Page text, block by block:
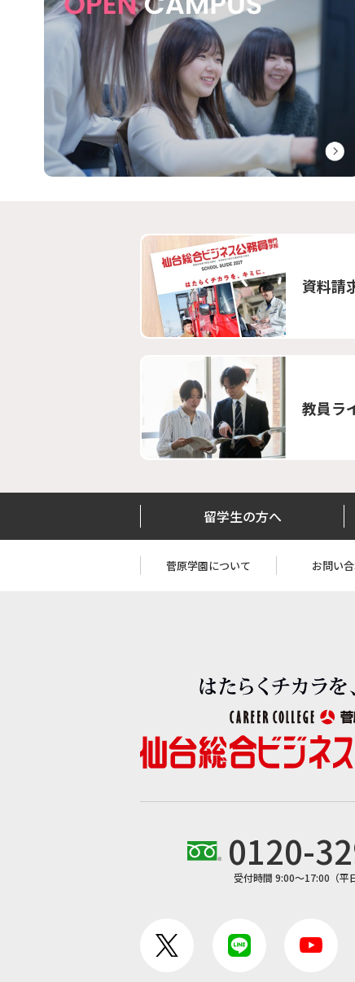
資料請
教員ラ
留学生の方へ
菅原学園について お問い
0120-
受付時間 9:00〜17:00（平